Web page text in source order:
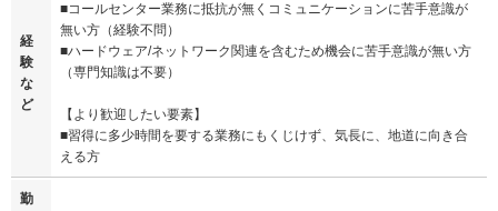
経
験
な
ど
■コールセンター業務に抵抗が無くコミュニケーションに苦手意識が
無い方（経験不問）
■ハードウェア/ネットワーク関連を含むため機会に苦手意識が無い方
（専門知識は不要）
【より歓迎したい要素】
■習得に多少時間を要する業務にもくじけず、気長に、地道に向き合
える方
勤